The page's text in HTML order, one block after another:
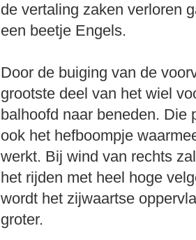
de vertaling zaken verloren
een beetje Engels.
Door de buiging van de
grootste deel van het wiel
balhoofd naar beneden. Die
ook het hefboompje
werkt. Bij wind van rechts
het rijden met heel hoge
wordt het zijwaartse
groter.